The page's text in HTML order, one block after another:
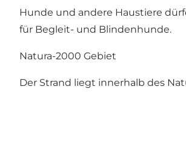
Hunde und andere Haustiere
für Begleit- und Blindenhunde.
Natura-2000 Gebiet
Der Strand liegt innerhalb des